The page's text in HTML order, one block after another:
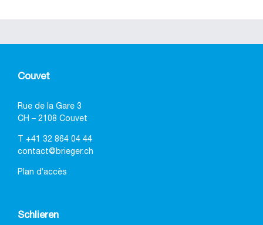
Couvet
Rue de la Gare 3
CH – 2108 Couvet
+41 32 864 04 44
contact@brieger.ch
Plan d’accès
Schlieren